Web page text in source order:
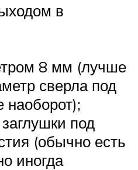
в
8 мм (лучше
сверла под
наоборот);
под
(обычно есть
иногда